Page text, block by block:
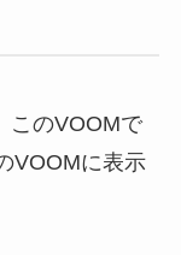
このVOOMで
VOOMに表示